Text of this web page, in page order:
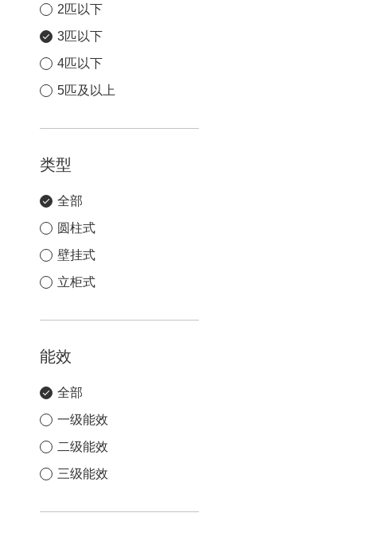
2匹以下
3匹以下
4匹以下
5匹及以上
类型
全部
圆柱式
壁挂式
立柜式
能效
全部
一级能效
二级能效
三级能效